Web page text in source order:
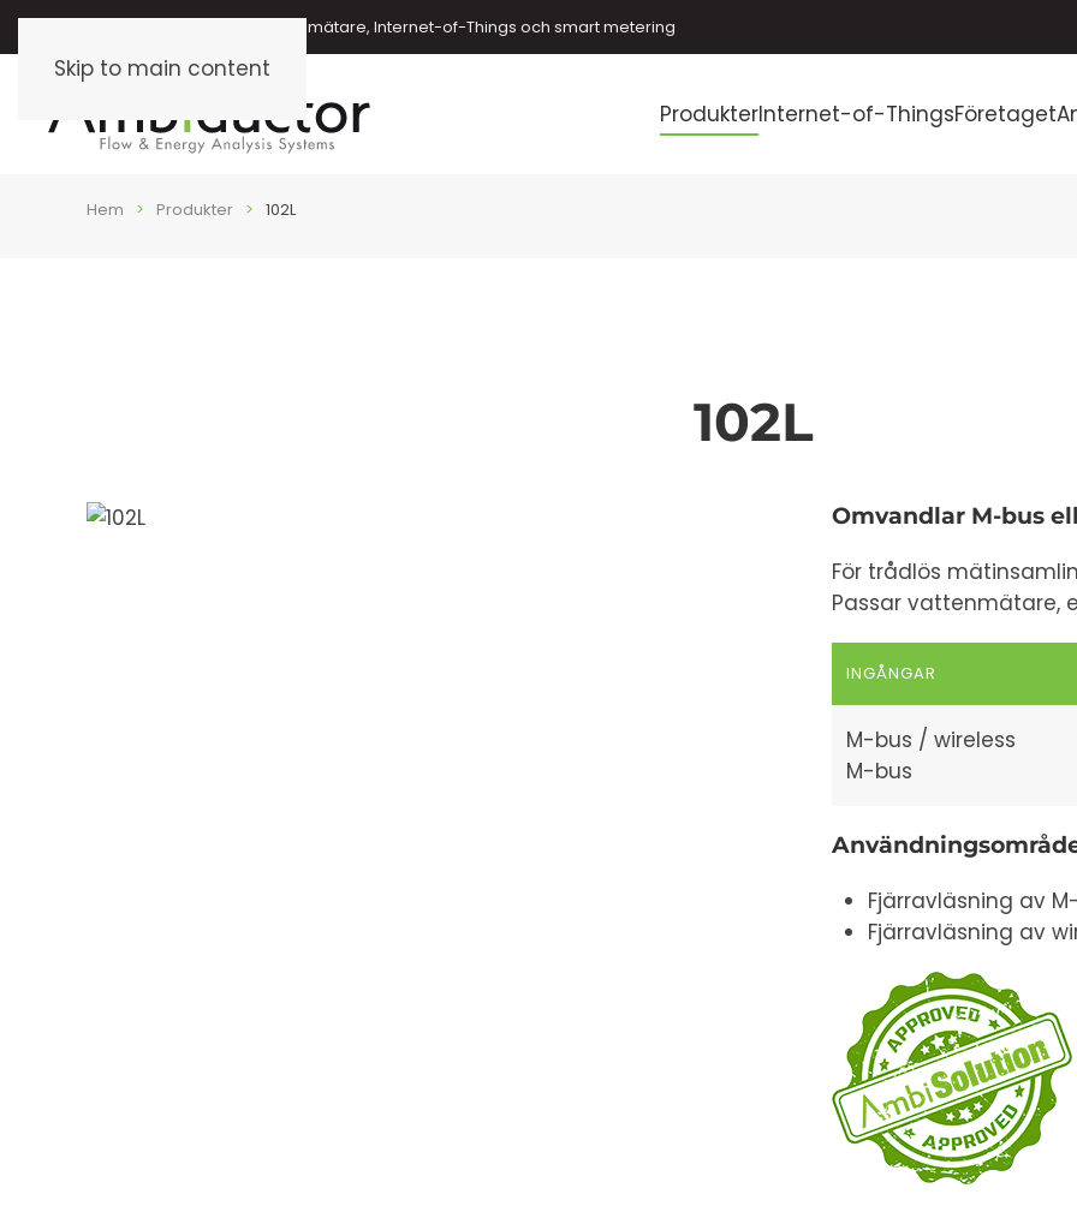
Skip to main content
Energimätare, vattenmätare, oljemätare, Internet-of-Things och smart metering
ProdukterInternet-of-ThingsFöretaget
Hem Produkter 102L
102L
Omvandlar M-bus
För trådlös
Passar vattenmätare,
INGÅNGAR
M-bus / wireless
M-bus
Fjärravläsning av
Fjärravläsning av